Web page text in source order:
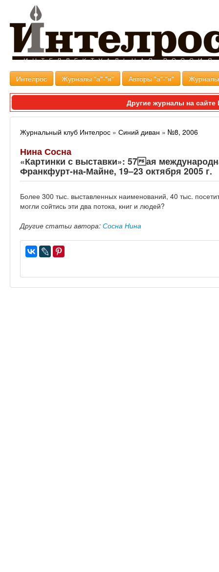
Интелрос Журналы "а"-"я" Авторы "а"-"я"
Другие журналы на
Журнальный клуб Интелрос » Синий диван » №8, 2006
Нина Сосна
«Картинки с выставки»: 57ая
Франкфурт-на-Майне, 19–23 октября 2005 г.
Более 300 тыс. выставленных наименований, 40 тыс.
могли сойтись эти два потока, книг и людей?
Другие статьи автора: Сосна Нина